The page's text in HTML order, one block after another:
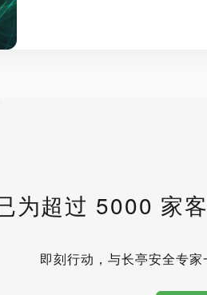
为超过 5000 家
即刻行动，与长亭安全专家